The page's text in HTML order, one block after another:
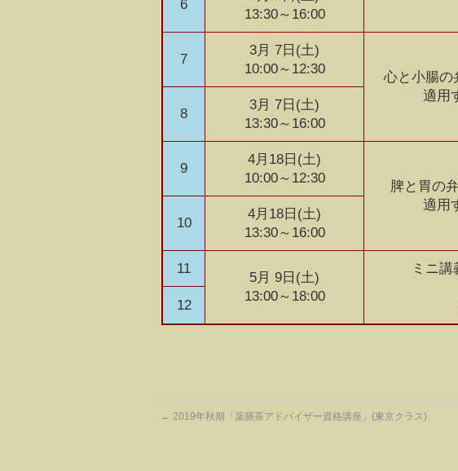
6
13:30～16:00
7
3月 7日(土)
10:00～12:30
心と小腸の
適用
8
3月 7日(土)
13:30～16:00
9
4月18日(土)
10:00～12:30
脾と胃の
適用
10
4月18日(土)
13:30～16:00
11
5月 9日(土)
13:00～18:00
ミニ
12
← 2019年秋期「薬膳茶アドバイザー資格講座」(東京クラス)